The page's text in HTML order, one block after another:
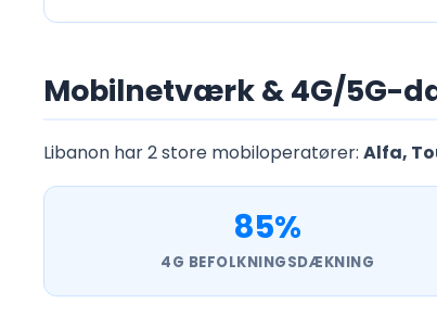
Mobilnetværk & 4G/5G-
Libanon har 2 store mobiloperatører: Alfa,
85%
4G BEFOLKNINGSDÆKNING